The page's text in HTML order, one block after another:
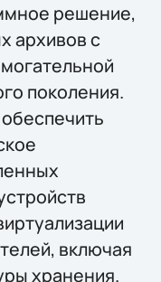
решение,
архивов с
поколения.
включая
хранения.